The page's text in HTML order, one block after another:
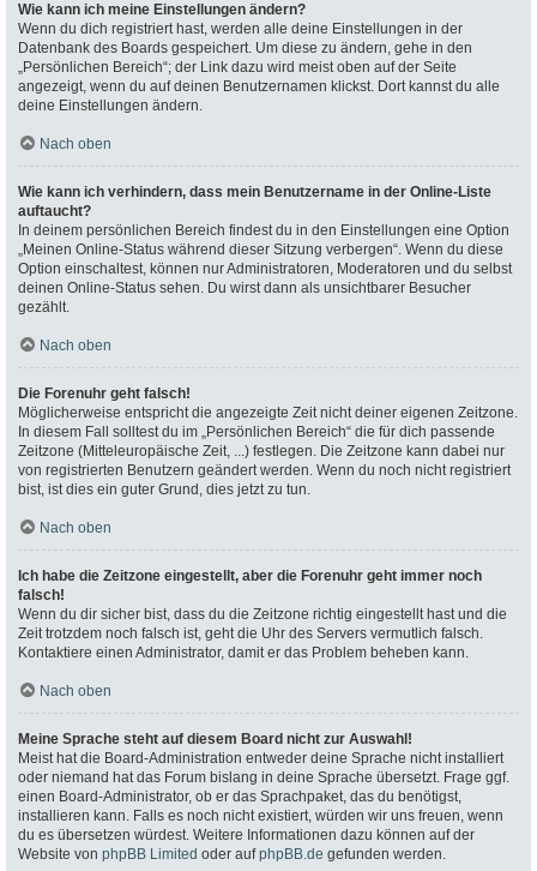
Wie kann ich meine Einstellungen ändern?
Wenn du dich registriert hast, werden alle deine Einstellungen in der
Datenbank des Boards gespeichert. Um diese zu ändern, gehe in den
„Persönlichen Bereich“; der Link dazu wird meist oben auf der Seite
angezeigt, wenn du auf deinen Benutzernamen klickst. Dort kannst du alle
deine Einstellungen ändern.
Nach oben
Wie kann ich verhindern, dass mein Benutzername in der Online-Liste
auftaucht?
In deinem persönlichen Bereich findest du in den Einstellungen eine Option
„Meinen Online-Status während dieser Sitzung verbergen“. Wenn du diese
Option einschaltest, können nur Administratoren, Moderatoren und du selbst
deinen Online-Status sehen. Du wirst dann als unsichtbarer Besucher
gezählt.
Nach oben
Die Forenuhr geht falsch!
Möglicherweise entspricht die angezeigte Zeit nicht deiner eigenen Zeitzone.
In diesem Fall solltest du im „Persönlichen Bereich“ die für dich passende
Zeitzone (Mitteleuropäische Zeit, ...) festlegen. Die Zeitzone kann dabei nur
von registrierten Benutzern geändert werden. Wenn du noch nicht registriert
bist, ist dies ein guter Grund, dies jetzt zu tun.
Nach oben
Ich habe die Zeitzone eingestellt, aber die Forenuhr geht immer noch
falsch!
Wenn du dir sicher bist, dass du die Zeitzone richtig eingestellt hast und die
Zeit trotzdem noch falsch ist, geht die Uhr des Servers vermutlich falsch.
Kontaktiere einen Administrator, damit er das Problem beheben kann.
Nach oben
Meine Sprache steht auf diesem Board nicht zur Auswahl!
Meist hat die Board-Administration entweder deine Sprache nicht installiert
oder niemand hat das Forum bislang in deine Sprache übersetzt. Frage ggf.
einen Board-Administrator, ob er das Sprachpaket, das du benötigst,
installieren kann. Falls es noch nicht existiert, würden wir uns freuen, wenn
du es übersetzen würdest. Weitere Informationen dazu können auf der
Website von phpBB Limited oder aufphpBB.de gefunden werden.